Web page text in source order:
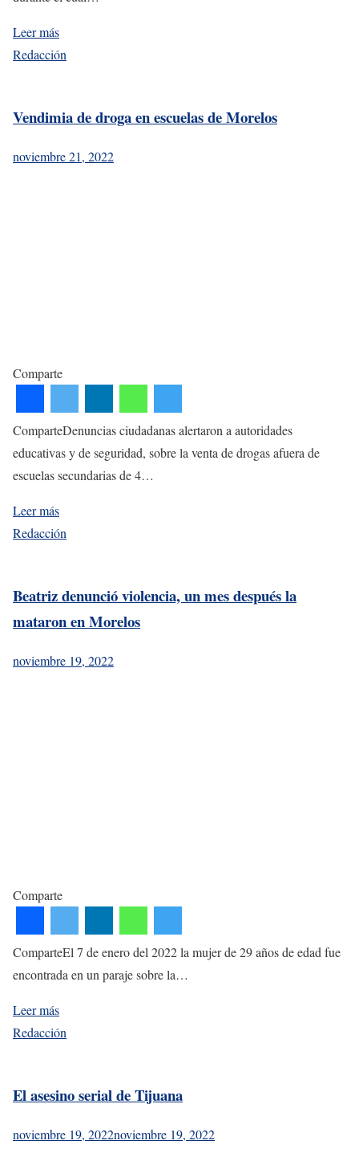
Leer más
Redacción
Vendimia de droga en escuelas de Morelos
noviembre 21, 2022
Comparte
ComparteDenuncias ciudadanas alertaron a autoridades
educativas y de seguridad, sobre la venta de drogas afuera de
escuelas secundarias de 4…
Leer más
Redacción
Beatriz denunció violencia, un mes después la
mataron en Morelos
noviembre 19, 2022
Comparte
ComparteEl 7 de enero del 2022 la mujer de 29 años de edad fue
encontrada en un paraje sobre la…
Leer más
Redacción
El asesino serial de Tijuana
noviembre 19, 2022noviembre 19, 2022